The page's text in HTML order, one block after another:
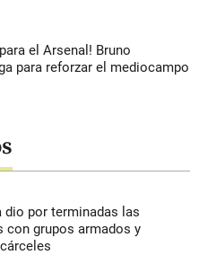
el Arsenal! Bruno
para reforzar el mediocampo
dio por terminadas las
con grupos armados y